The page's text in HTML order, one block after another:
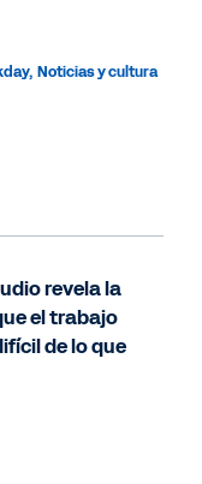
, Noticias y cultura
revela la
el trabajo
de lo que